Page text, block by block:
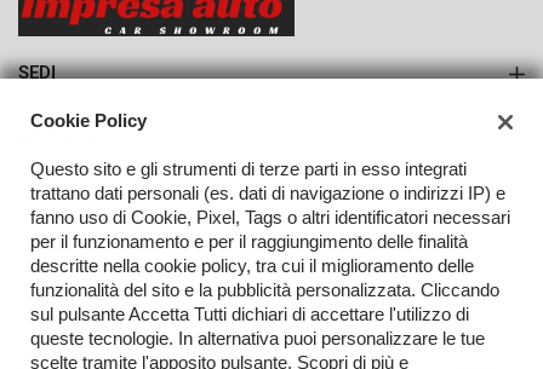
VEDI
SEDI
Azienda
Contatti
TORNA IN CIMA
Cookie Policy
Questo sito e gli strumenti di terze parti in esso integrati
trattano dati personali (es. dati di navigazione o indirizzi IP) e
fanno uso di Cookie, Pixel, Tags o altri identificatori necessari
per il funzionamento e per il raggiungimento delle finalità
descritte nella cookie policy, tra cui il miglioramento delle
funzionalità del sito e la pubblicità personalizzata. Cliccando
sul pulsante Accetta Tutti dichiari di accettare l'utilizzo di
queste tecnologie. In alternativa puoi personalizzare le tue
scelte tramite l'apposito pulsante. Scopri di più e